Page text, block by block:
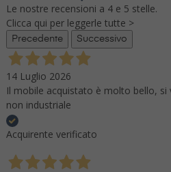
Le nostre recensioni a 4 e 5 stelle.
Clicca qui per leggerle tutte >
Precedente Successivo
14 Luglio 2026
Il mobile acquistato è molto bello,
non industriale
Acquirente verificato